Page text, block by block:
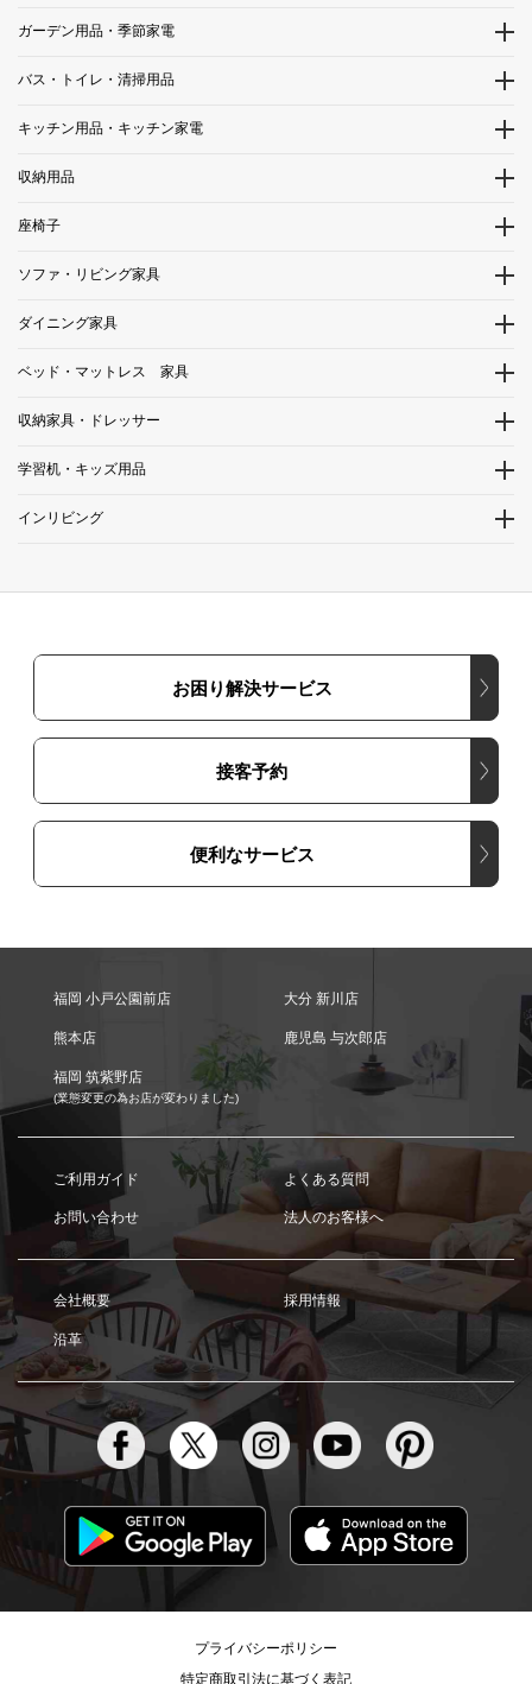
ガーデン用品・季節家電
バス・トイレ・清掃用品
キッチン用品・キッチン家電
収納用品
座椅子
ソファ・リビング家具
ダイニング家具
ベッド・マットレス 家具
収納家具・ドレッサー
学習机・キッズ用品
インリビング
お困り解決サービス
接客予約
便利なサービス
福岡 小戸公園前店 大分 新川店
熊本店 鹿児島 与次郎店
福岡 筑紫野店
(業態変更の為お店が変わりました)
ご利用ガイド よくある質問
お問い合わせ 法人のお客様へ
会社概要 採用情報
沿革
プライバシーポリシー
特定商取引法に基づく表記